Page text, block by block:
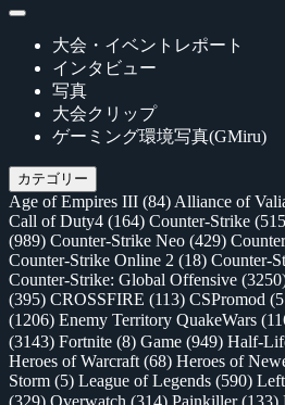
大会・イベントレポート
インタビュー
写真
大会クリップ
ゲーミング環境写真(GMiru)
カテゴリー
Age of Empires III (84) Alliance of
Call of Duty4 (164) Counter-Strike
(989) Counter-Strike Neo (429)
Counter-Strike Online 2 (18) Counter-
Counter-Strike: Global Offensive
(395) CROSSFIRE (113) CSPromod
(1206) Enemy Territory QuakeWars
(3143) Fortnite (8) Game (949) Half-
Heroes of Warcraft (68) Heroes of
Storm (5) League of Legends (590)
(329) Overwatch (314) Painkiller(133)